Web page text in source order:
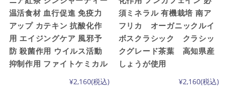
温活食材 血行促進 免疫力
アップ カテキン 抗酸化作
用 エイジングケア 風邪予
防 殺菌作用 ウイルス活動
抑制作用 ファイトケミカル
¥2,160(税込)
須ミネラル 有機栽培 南ア
フリカ オーガニックルイ
ボスクラシック クラシッ
クグレード茶葉 高知県産
しょうが使用
¥2,160(税込)